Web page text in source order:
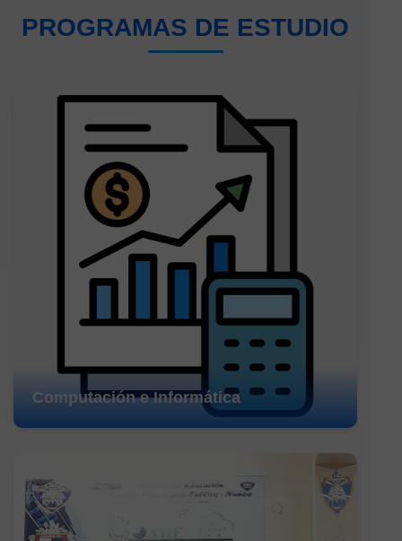
PROGRAMAS DE ESTUDIO
Computación e Informática